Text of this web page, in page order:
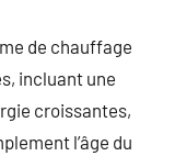
de chauffage
incluant une
croissantes,
l’âge du